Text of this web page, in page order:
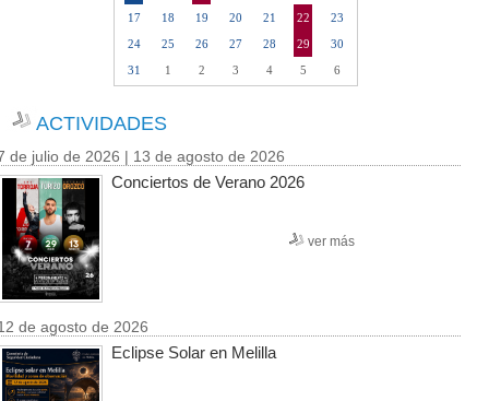
17
18 19 20 21 22
23
24
25 26 27 28 29
30
31
1 2 3 4 5 6
ACTIVIDADES
de julio de 2026 | 13 de agosto de 2026
Conciertos de Verano 2026
ver más
de agosto de 2026
Eclipse Solar en Melilla